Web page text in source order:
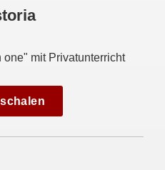
mit Privatunterricht